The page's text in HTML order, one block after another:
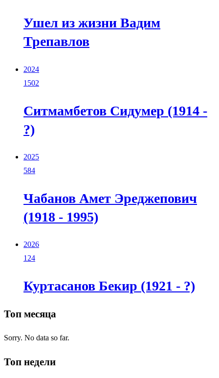
Ушел из жизни Вадим
Трепавлов
2024
1502
Ситмамбетов Сидумер (1914 -
?)
2025
584
Чабанов Амет Эреджепович
(1918 - 1995)
2026
124
Куртасанов Бекир (1921 - ?)
Топ месяца
Sorry. No data so far.
Топ недели